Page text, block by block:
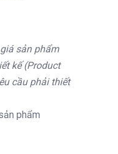
sản phẩm
kế (Product
cầu phải thiết
phẩm